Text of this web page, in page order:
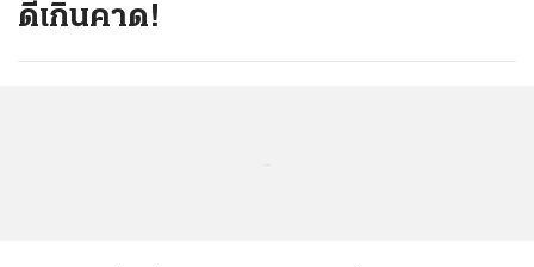
ดีเกินคาด!